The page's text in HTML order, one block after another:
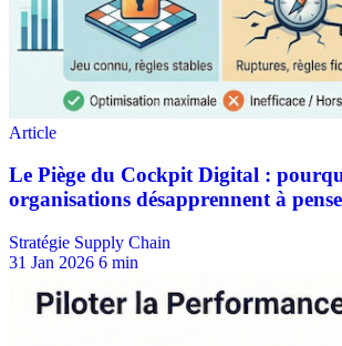
Stratégie Supply Chain
31 Jan 2026 6 min